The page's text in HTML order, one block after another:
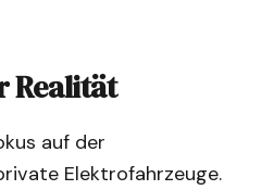
Realität
auf der
Elektrofahrzeuge.